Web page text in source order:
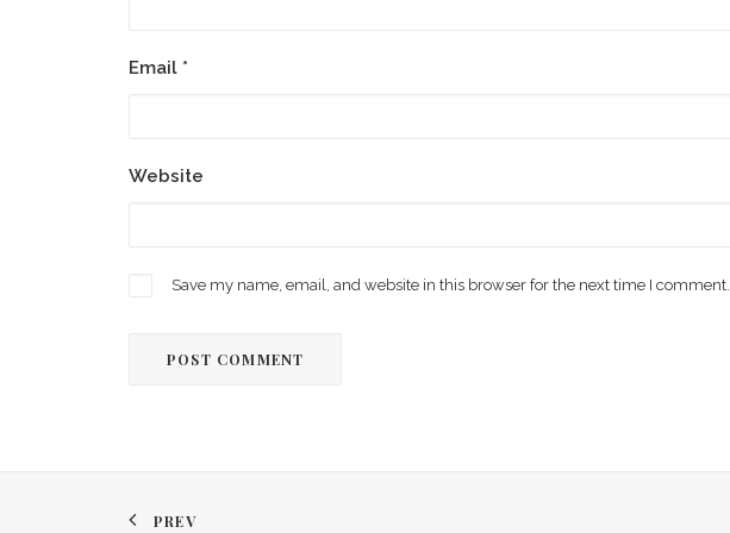
Email *
Website
Save my name, email, and website in this browser for the next time I comment.
PREV